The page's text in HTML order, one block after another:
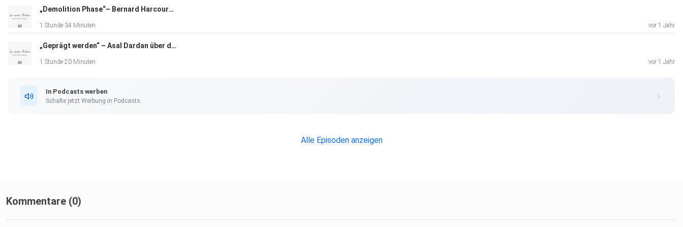
„Demolition Phase“– Bernard Harcourt über Trumps konservative Gegenrevolution
1 Stunde 34 Minuten vor 1 Jahr
„Geprägt werden“ – Asal Dardan über das Echo von Gewalt
1 Stunde 20 Minuten vor 1 Jahr
In Podcasts werben
Schalte jetzt Werbung in Podcasts.
Alle Episoden anzeigen
Kommentare (0)